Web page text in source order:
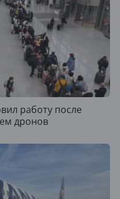
работу после
дронов